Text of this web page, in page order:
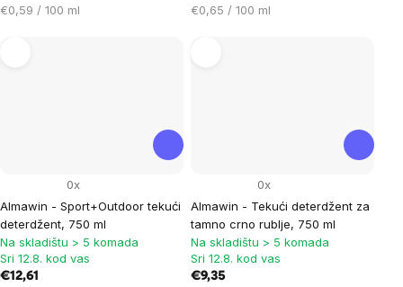
Cijena
€0,59 / 100 ml
Cijena
€0,65 / 100 ml
Almawin - Sport+Outdoor tekući
deterdžent, 750 ml
0x
Na skladištu > 5 komada
Sri 12.8. kod vas
€12,61
Almawin - Tekući deterdžent za
tamno crno rublje, 750 ml
0x
Na skladištu > 5 komada
Sri 12.8. kod vas
€9,35